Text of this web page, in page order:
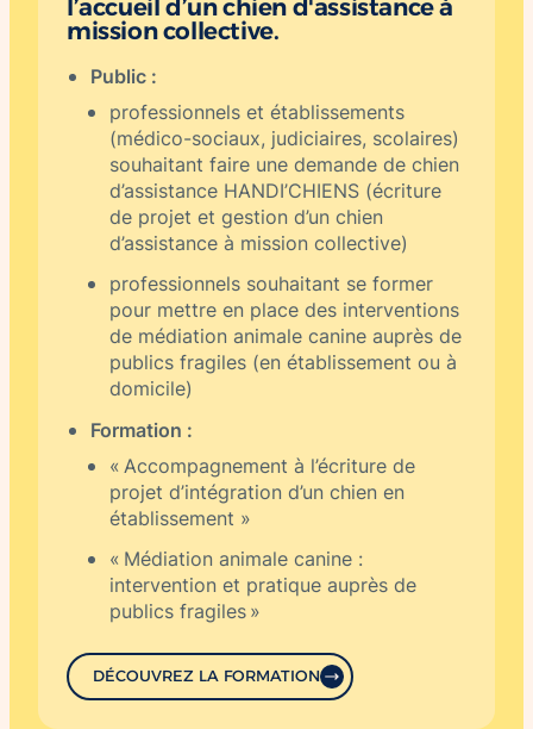
l’accueil d’un chien d'assistance à
mission collective.
Public :
professionnels et établissements
(médico-sociaux, judiciaires, scolaires)
souhaitant faire une demande de chien
d’assistance HANDI’CHIENS (écriture
de projet et gestion d’un chien
d’assistance à mission collective)
professionnels souhaitant se former
pour mettre en place des interventions
de médiation animale canine auprès de
publics fragiles (en établissement ou à
domicile)
Formation :
« Accompagnement à l’écriture de
projet d’intégration d’un chien en
établissement »
« Médiation animale canine :
intervention et pratique auprès de
publics fragiles »
DÉCOUVREZ LA FORMATION